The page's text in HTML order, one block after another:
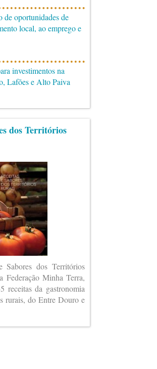
de oportunidades de
local, ao emprego e
investimentos na
Lafões e Alto Paiva
dos Territórios
dos Territórios
Federação Minha Terra,
receitas da gastronomia
rurais, do Entre Douro e